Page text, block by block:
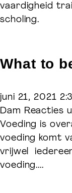
vaardigheid
scholing.
What to
juni 21, 2021
Dam Reacties
Voeding is
voeding komt
vrijwel
voeding....